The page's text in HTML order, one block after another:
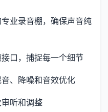
业录音棚，确保声音纯
口，捕捉每一个细节
、降噪和音效优化
听和调整